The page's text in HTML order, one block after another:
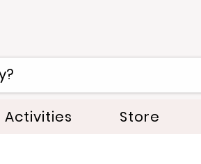
Activities Store